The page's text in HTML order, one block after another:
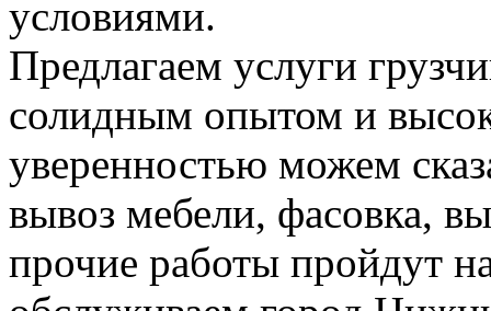
условиями.
Предлагаем услуги
солидным опытом и
уверенностью можем
вывоз мебели, фасовка,
прочие работы пройдут